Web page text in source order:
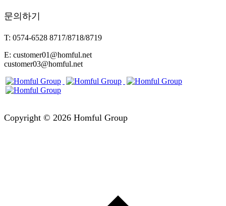
문의하기
T: 0574-6528 8717/8718/8719
E: customer01@homful.net
customer03@homful.net
Copyright © 2026 Homful Group